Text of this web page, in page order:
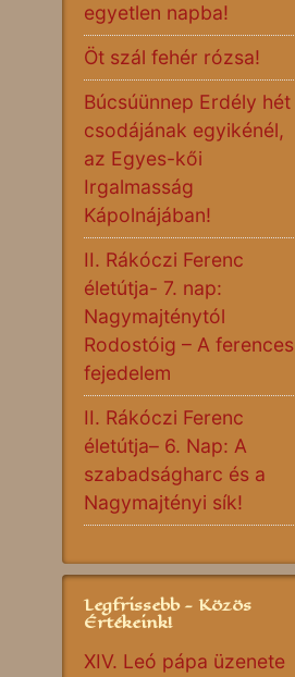
egyetlen napba!
Öt szál fehér rózsa!
Búcsúünnep Erdély hét
csodájának egyikénél,
az Egyes-kői
Irgalmasság
Kápolnájában!
II. Rákóczi Ferenc
életútja- 7. nap:
Nagymajténytól
Rodostóig – A ferences
fejedelem
II. Rákóczi Ferenc
életútja– 6. Nap: A
szabadságharc és a
Nagymajtényi sík!
Legfrissebb - Közös
Értékeink!
XIV. Leó pápa üzenete